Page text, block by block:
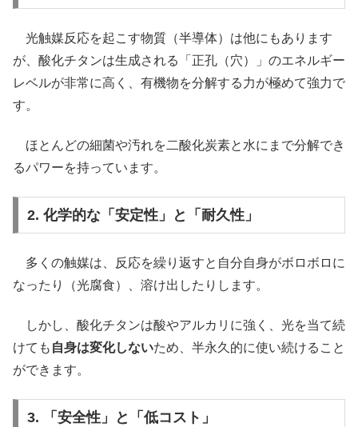
光触媒反応を起こす物質（半導体）は他にもあります
が、酸化チタンは生成される「正孔（穴）」のエネルギー
レベルが非常に高く、有機物を分解する力が極めて強力で
す。
ほとんどの細菌や汚れを二酸化炭素と水にまで分解でき
るパワーを持っています。
2. 化学的な「安定性」と「耐久性」
多くの触媒は、反応を繰り返すと自分自身がボロボロに
なったり（光腐食）、溶け出したりします。
しかし、酸化チタンは酸やアルカリに強く、光を当て続
けても 自身は変化しないため、半永久的に使い続けること
ができます。
3. 「安全性」と「低コスト」